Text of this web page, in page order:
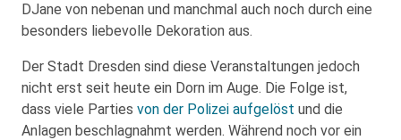
DJane von nebenan und manchmal auch noch durch eine
besonders liebevolle Dekoration aus.
Der Stadt Dresden sind diese Veranstaltungen jedoch
nicht erst seit heute ein Dorn im Auge. Die Folge ist,
dass viele Parties von der Polizei aufgelöst und die
Anlagen beschlagnahmt werden. Während noch vor ein